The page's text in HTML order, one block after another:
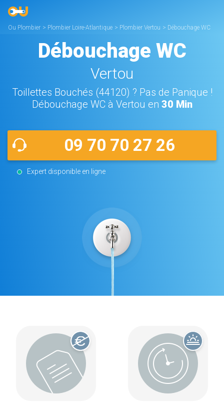
Ou Plombier > Plombier Loire-Atlantique > Plombier Vertou > Débouchage WC
Débouchage WC
Vertou
Toillettes Bouchés (44120) ? Pas de Panique !
Débouchage WC à Vertou en 30 Min
09 70 70 27 26
Expert disponible en ligne